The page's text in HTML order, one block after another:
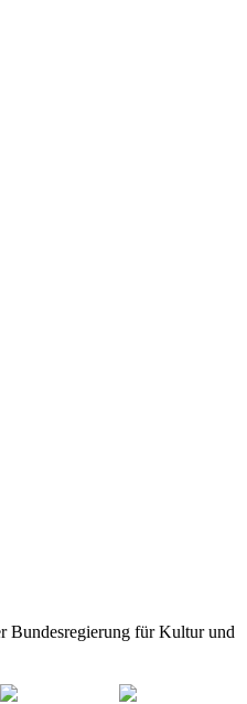
Bundesregierung für Kultur und